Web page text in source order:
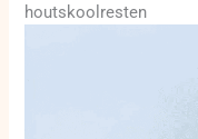
houtskoolresten